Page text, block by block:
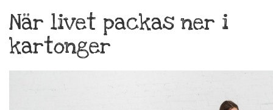
När livet packas ner i
kartonger